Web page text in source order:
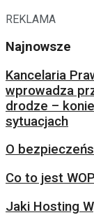
REKLAMA
Najnowsze
Kancelaria
wprowadza
drodze –
sytuacjach
O
Co to jest
Jaki Hosting